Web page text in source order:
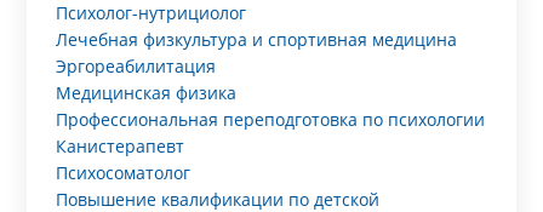
Психолог-нутрициолог
Лечебная физкультура и спортивная медицина
Эргореабилитация
Медицинская физика
Профессиональная переподготовка по психологии
Канистерапевт
Психосоматолог
Повышение квалификации по детской